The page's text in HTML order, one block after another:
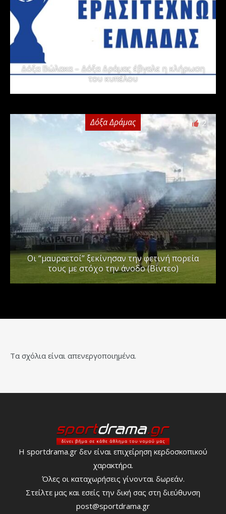
Δόξα Βώλακα – Δόξα Δράμας έβγαλε η κλήρωση
του κυπέλου
Δόξα Δράμας 2
Οι “μαυραετοί” ξεκίνησαν την φετινή πορεία
τους με στόχο την άνοδο (Βίντεο)
Τα σχόλια είναι απενεργοποιημένα.
Η sportdrama.gr δεν είναι επιχείρηση κερδοσκοπικού
χαρακτήρα.
Όλες οι καταχωρήσεις γίνονται δωρεάν.
Στείλτε μας και εσείς την δική σας στη διεύθυνση
post@sportdrama.gr